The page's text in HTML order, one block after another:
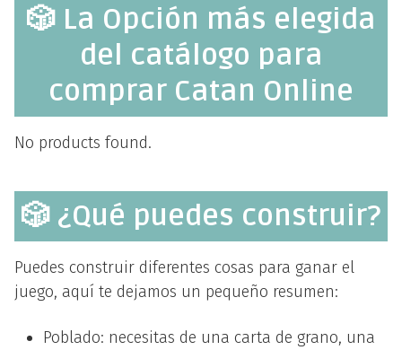
🎲 La Opción más elegida
del catálogo para
comprar Catan Online
No products found.
🎲 ¿Qué puedes construir?
Puedes construir diferentes cosas para ganar el
juego, aquí te dejamos un pequeño resumen:
Poblado: necesitas de una carta de grano, una